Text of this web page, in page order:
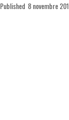
Published 8 novembre